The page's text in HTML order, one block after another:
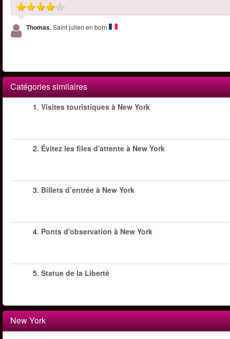
Thomas, Saint julien en born
Catégories similaires
1. Visites touristiques à New York
2. Évitez les files d'attente à New York
3. Billets d’entrée à New York
4. Ponts d'observation à New York
5. Statue de la Liberté
New York